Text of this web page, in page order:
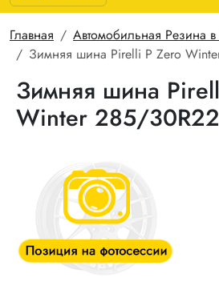
Строка навигации
Главная
Автомобильная Резина
Зимняя шина Pirelli P Zero
Зимняя шина
Winter 285/